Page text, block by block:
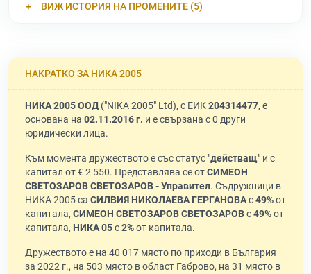
ВИЖ ИСТОРИЯ НА ПРОМЕНИТЕ (5)
НАКРАТКО ЗА НИКА 2005
НИКА 2005 ООД("NIKA 2005" Ltd), с ЕИК204314477, е
основана на 02.11.2016 г. и е свързана с 0 други
юридически лица.
Към момента дружеството е със статус "действащ" и с
капитал от € 2 550. Представлява се отСИМЕОН
СВЕТОЗАРОВ СВЕТОЗАРОВ - Управител. Съдружници в
НИКА 2005 са СИЛВИЯ НИКОЛАЕВА ГЕРГАНОВАс49%от
капитала, СИМЕОН СВЕТОЗАРОВ СВЕТОЗАРОВс49%от
капитала, НИКА 05с2%от капитала.
Дружеството е на 40 017 място по приходи в България
за 2022 г., на 503 място в област Габрово, на 31 място в